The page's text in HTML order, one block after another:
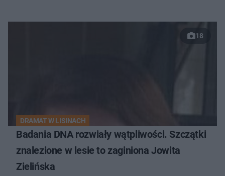
18
DRAMAT W LISINACH
Badania DNA rozwiały wątpliwości. Szczątki
znalezione w lesie to zaginiona Jowita
Zielińska